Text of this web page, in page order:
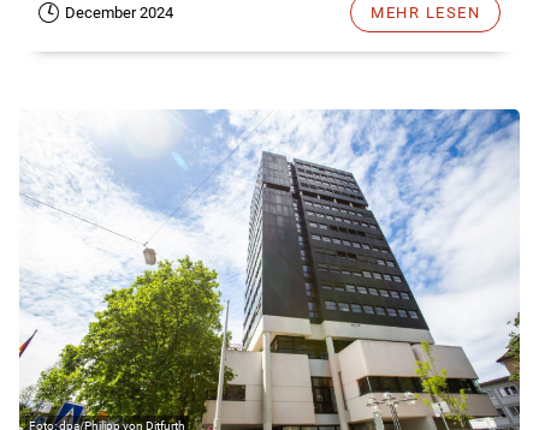
December 2024 MEHR LESEN
dpa/Philipp von Ditfurth